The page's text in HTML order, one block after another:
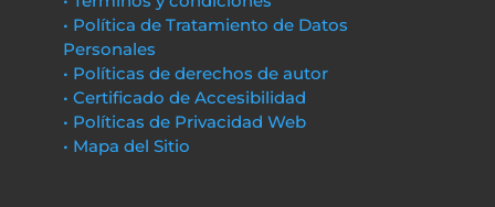
• Política de Tratamiento de Datos
Personales
• Políticas de derechos de autor
• Certificado de Accesibilidad
• Políticas de Privacidad Web
• Mapa del Sitio